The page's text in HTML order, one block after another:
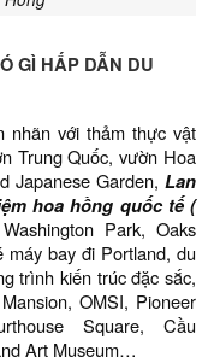
GÌ HẤP DẪN DU
nhãn với thảm thực vật
Trung Quốc, vườn Hoa
Japanese Garden, Lan
hoa hồng quốc tế (
Park, Oaks
máy bay đi Portland, du
trình kiến trúc đặc sắc,
OMSI, Pioneer
Square, Cầu
Art Museum…